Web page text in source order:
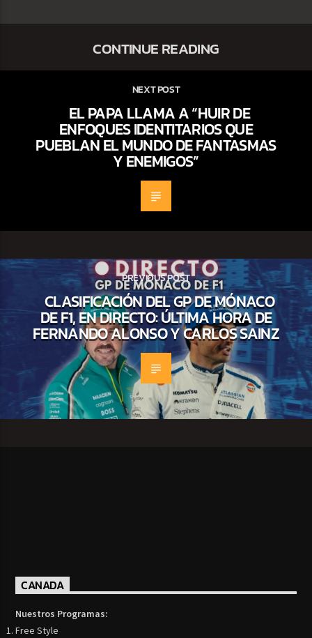
CONTINUE READING
NEXT POST
EL PAPA LLAMA A “HUIR DE
ENFOQUES IDENTITARIOS QUE
PUEBLAN EL MUNDO DE FANTASMAS
Y ENEMIGOS”
PREVIOUS POST
CLASIFICACIÓN DEL GP DE MÓNACO
DE F1, EN DIRECTO: ÚLTIMA HORA DE
FERNANDO ALONSO Y CARLOS SAINZ
CANADA
Nuestros Programas:
Free Style